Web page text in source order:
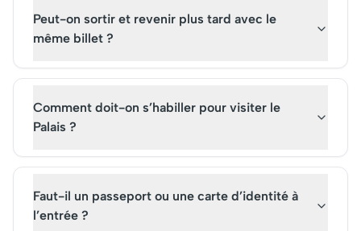
Peut-on sortir et revenir plus tard avec le
même billet ?
Comment doit-on s’habiller pour visiter le
Palais ?
Faut-il un passeport ou une carte d’identité à
l’entrée ?